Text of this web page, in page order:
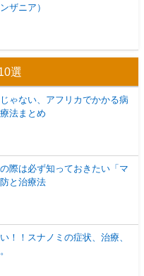
ザニア）
選
ゃない、アフリカでかかる病
法まとめ
際は必ず知っておきたい「マ
と治療法
！！スナノミの症状、治療、